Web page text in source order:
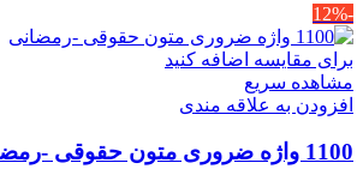
-12%
برای مقایسه اضافه کنید
مشاهده سریع
افزودن به علاقه مندی
1100 واژه ضروری متون حقوقی -رمضانی